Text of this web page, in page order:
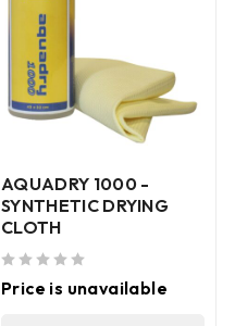
AQUADRY 1000 -
SYNTHETIC DRYING
CLOTH
Price is unavailable